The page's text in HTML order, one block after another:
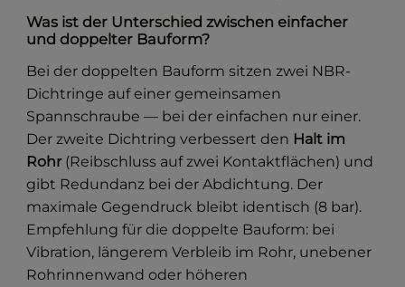
Was ist der Unterschied zwischen einfacher
und doppelter Bauform?
Bei der doppelten Bauform sitzen zwei NBR-
Dichtringe auf einer gemeinsamen
Spannschraube — bei der einfachen nur einer.
Der zweite Dichtring verbessert den Halt im
Rohr(Reibschluss auf zwei Kontaktflächen) und
gibt Redundanz bei der Abdichtung. Der
maximale Gegendruck bleibt identisch (8 bar).
Empfehlung für die doppelte Bauform: bei
Vibration, längerem Verbleib im Rohr, unebener
Rohrinnenwand oder höheren